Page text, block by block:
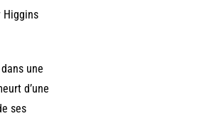
Higgins
une
d’une
ses